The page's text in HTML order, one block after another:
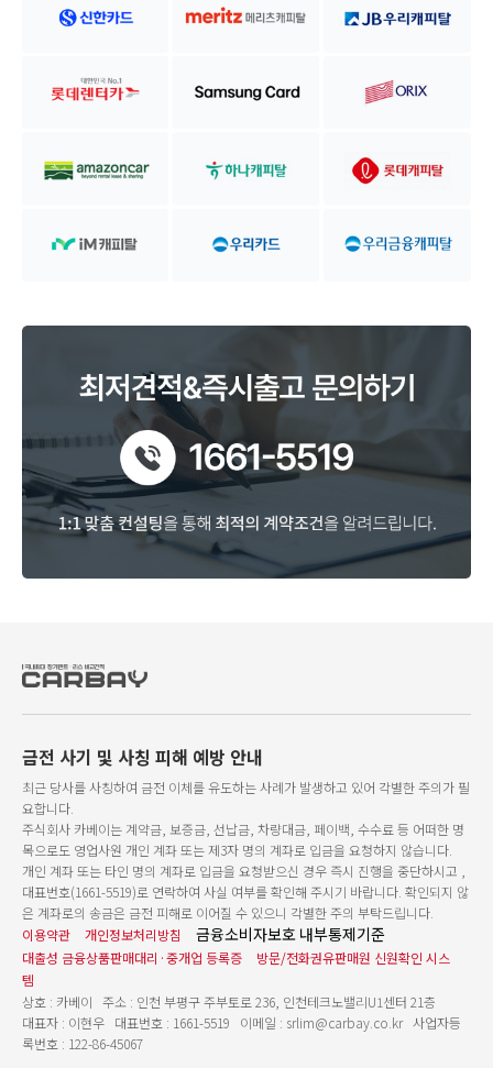
금전 사기 및 사칭 피해 예방 안내
최근 당사를 사칭하여 금전 이체를 유도하는 사례가 발생하고 있어 각별한 주의가 필
요합니다.
주식회사 카베이는 계약금, 보증금, 선납금, 차량대금, 페이백, 수수료 등 어떠한 명
목으로도 영업사원 개인 계좌 또는 제3자 명의 계좌로 입금을 요청하지 않습니다.
개인 계좌 또는 타인 명의 계좌로 입금을 요청받으신 경우 즉시 진행을 중단하시고 ,
대표번호(1661-5519)로 연락하여 사실 여부를 확인해 주시기 바랍니다. 확인되지 않
은 계좌로의 송금은 금전 피해로 이어질 수 있으니 각별한 주의 부탁드립니다.
이용약관
개인정보처리방침 금융소비자보호 내부통제기준
대출성 금융상품판매대리·중개업 등록증
방문/전화권유판매원 신원확인 시스
템
상호 : 카베이 주소 : 인천 부평구 주부토로 236, 인천테크노밸리U1센터 21층
대표자 : 이현우 대표번호 : 1661-5519 이메일 : srlim@carbay.co.kr 사업자등
록번호 : 122-86-45067